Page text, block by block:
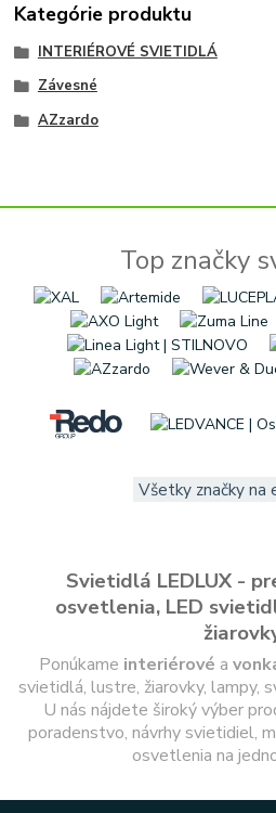
Kategórie produktu
INTERIÉROVÉ SVIETIDLÁ
Závesné
AZzardo
Top značky
Všetky značky na
Svietidlá LEDLUX -
osvetlenia, LED
Ponúkame interiérové a
svietidlá, lustre, žiarovky, lampy,
U nás nájdete široký výber
poradenstvo, návrhy svietidiel,
osvetlenia na